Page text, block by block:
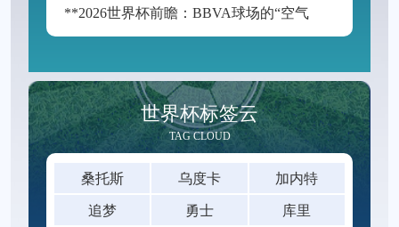
**2026世界杯前瞻：BBVA球场的“空气动力学”——538米海拔如何改写足球的抛物线**
世界杯标签云
TAG CLOUD
桑托斯 乌度卡 加内特
追梦 勇士 库里